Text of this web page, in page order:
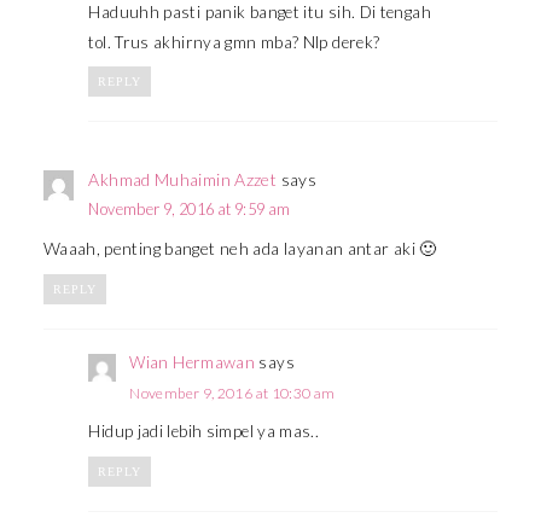
Haduuhh pasti panik banget itu sih. Di tengah
tol. Trus akhirnya gmn mba? Nlp derek?
REPLY
Akhmad Muhaimin Azzet says
November 9, 2016 at 9:59 am
Waaah, penting banget neh ada layanan antar aki 🙂
REPLY
Wian Hermawan says
November 9, 2016 at 10:30 am
Hidup jadi lebih simpel ya mas..
REPLY